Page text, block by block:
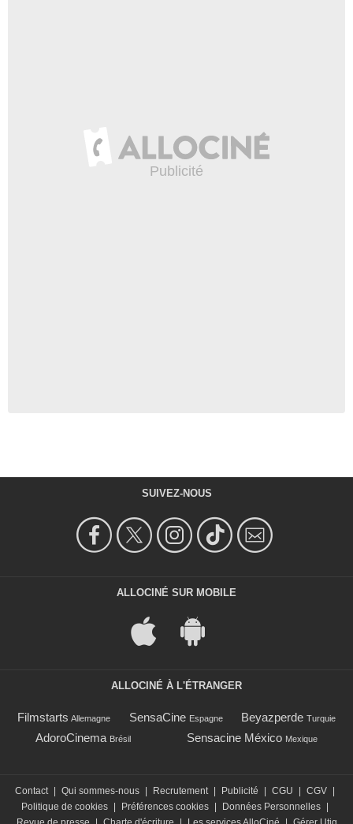
SUIVEZ-NOUS
ALLOCINÉ SUR MOBILE
ALLOCINÉ À L'ÉTRANGER
Filmstarts Allemagne SensaCine Espagne Beyazperde Turquie
AdoroCinema Brésil Sensacine México Mexique
Contact Qui sommes-nous Recrutement Publicité CGU CGV
Politique de cookies
Préférences cookies Données Personnelles